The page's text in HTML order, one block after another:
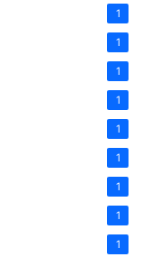
1
1
1
1
1
1
1
1
1